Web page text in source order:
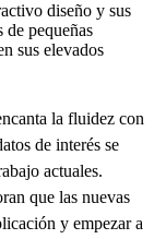
diseño y sus
pequeñas
sus elevados
la fluidez con
de interés se
actuales.
que las nuevas
y empezar a